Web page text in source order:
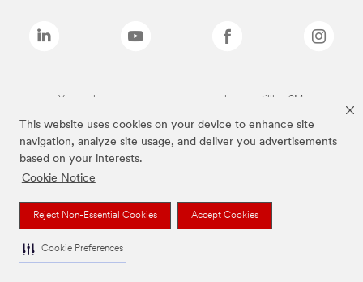
This website uses cookies on your device to enhance site
navigation, analyze site usage, and deliver you advertisements
based on your interests.
Cookie Notice
Reject Non-Essential Cookies Accept Cookies
Cookie Preferences
Varumärken som anges ovan är varumärken som tillhör 3M.